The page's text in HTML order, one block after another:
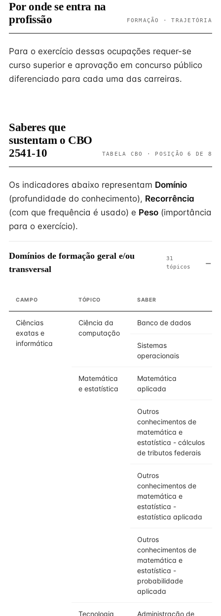
Por onde se entra na
profissão
FORMAÇÃO · TRAJETÓRIA
Para o exercício dessas ocupações requer-se
curso superior e aprovação em concurso público
diferenciado para cada uma das carreiras.
Saberes que
sustentam o CBO
2541-10
TABELA CBO · POSIÇÃO 6 DE 8
Os indicadores abaixo representam Domínio
(profundidade do conhecimento), Recorrência
(com que frequência é usado) e Peso (importância
para o exercício).
Domínios de formação geral e/ou
transversal
31
tópicos
CAMPO TÓPICO SABER
Ciências
exatas e
informática
Ciência da
computação
Banco de dados
Sistemas
operacionais
Matemática
e estatística
Matemática
aplicada
Outros
conhecimentos de
matemática e
estatística - cálculos
de tributos federais
Outros
conhecimentos de
matemática e
estatística -
estatística aplicada
Outros
conhecimentos de
matemática e
estatística -
probabilidade
aplicada
Tecnologia Administração de